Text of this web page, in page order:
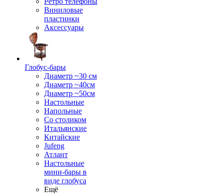
Виниловые
пластинки
Аксессуары
Глобус-бары
Диаметр ~30 см
Диаметр ~40см
Диаметр ~50см
Настольные
Напольные
Со столиком
Итальянские
Китайские
Jufeng
Атлант
Настольные
мини-бары в
виде глобуса
Ещё